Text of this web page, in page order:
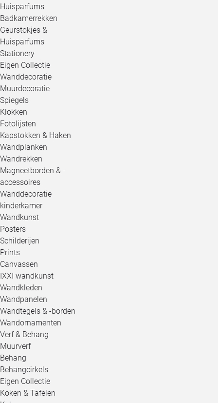
Huisparfums
Badkamerrekken
Geurstokjes &
Huisparfums
Stationery
Eigen Collectie
Wanddecoratie
Muurdecoratie
Spiegels
Klokken
Fotolijsten
Kapstokken & Haken
Wandplanken
Wandrekken
Magneetborden & -
accessoires
Wanddecoratie
kinderkamer
Wandkunst
Posters
Schilderijen
Prints
Canvassen
IXXI wandkunst
Wandkleden
Wandpanelen
Wandtegels & -borden
Wandornamenten
Verf & Behang
Muurverf
Behang
Behangcirkels
Eigen Collectie
Koken & Tafelen